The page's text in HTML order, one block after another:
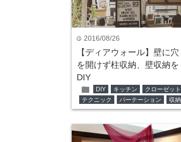
time 2016/08/26
【ディアウォール】壁に穴
を開けず柱収納、壁収納を
DIY
folder DIY キッチン
クローゼット
テクニック
パーテーション 収納